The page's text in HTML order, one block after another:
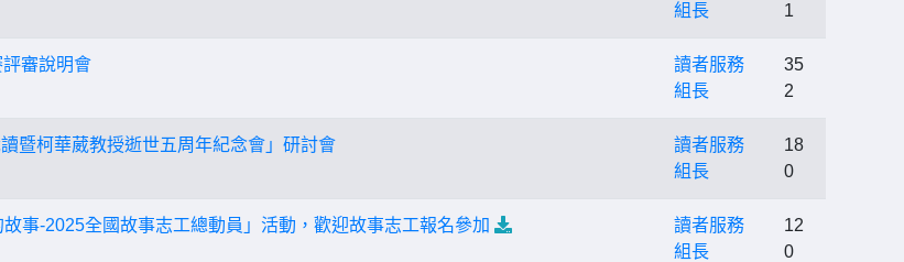
組長
1
審說明會
讀者服務
組長
35
2
暨柯華葳教授逝世五周年紀念會」研討會
讀者服務
組長
18
0
事-2025全國故事志工總動員」活動，歡迎故事志工報名參加
讀者服務
組長
12
0